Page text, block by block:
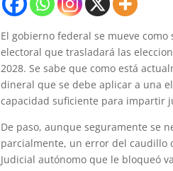
El gobierno federal se mueve
electoral que trasladará las
2028. Se sabe que como está
dineral que se debe aplicar a una
capacidad suficiente para impartir
De paso, aunque seguramente se
parcialmente, un error del caudillo
Judicial autónomo que le bloqueó